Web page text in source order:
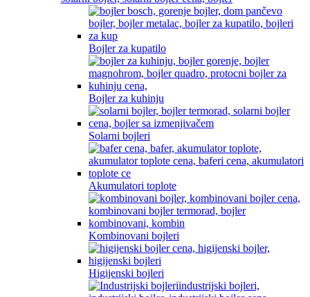
Bojler za kupatilo
Bojler za kuhinju
Solarni bojleri
Akumulatori toplote
Kombinovani bojleri
Higijenski bojleri